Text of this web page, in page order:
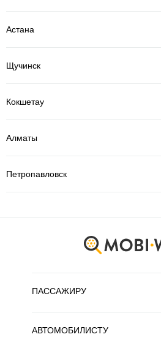
Астана
Щучинск
Кокшетау
Алматы
Петропавловск
ПАССАЖИРУ
АВТОМОБИЛИСТУ